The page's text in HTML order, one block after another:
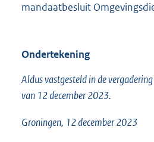
mandaatbesluit
Ondertekening
Aldus vastgesteld in de
van 12 december 2023.
Groningen, 12 december 2023